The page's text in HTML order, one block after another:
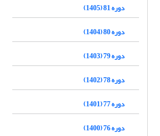
دوره 81 (1405)
دوره 80 (1404)
دوره 79 (1403)
دوره 78 (1402)
دوره 77 (1401)
دوره 76 (1400)